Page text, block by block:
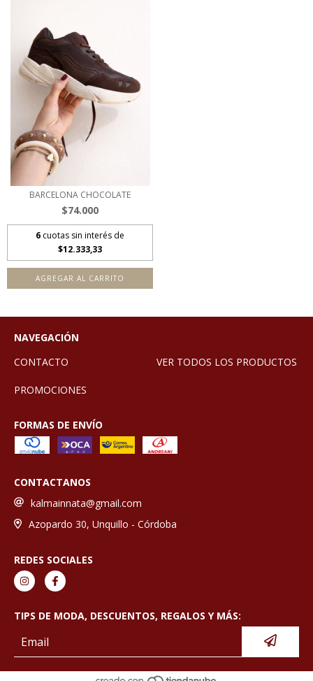
BARCELONA CHOCOLATE
$74.000
6 cuotas sin interés de
$12.333,33
AGREGAR AL CARRITO
NAVEGACIÓN
CONTACTO
VER TODOS LOS PRODUCTOS
PROMOCIONES
FORMAS DE ENVÍO
CONTACTANOS
kalmainnata@gmail.com
Azopardo 30, Unquillo - Córdoba
REDES SOCIALES
TIPS DE MODA, DESCUENTOS, REGALOS Y MÁS: